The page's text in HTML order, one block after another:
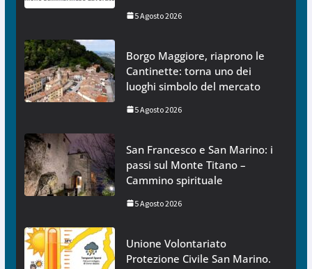
5 Agosto 2026
Borgo Maggiore, riaprono le
Cantinette: torna uno dei
luoghi simbolo del mercato
5 Agosto 2026
San Francesco e San Marino: i
passi sul Monte Titano –
Cammino spirituale
5 Agosto 2026
Unione Volontariato
Protezione Civile San Marino.